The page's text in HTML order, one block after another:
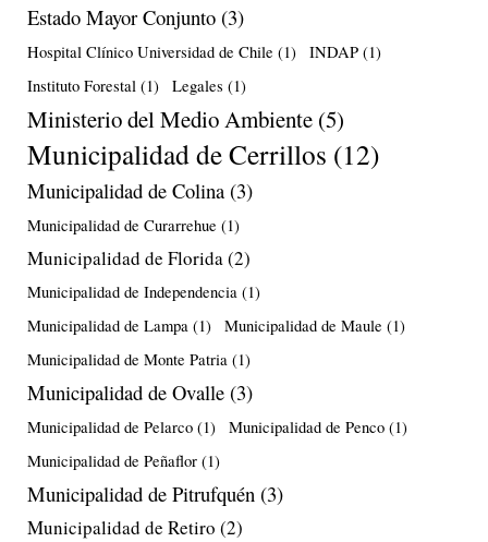
Estado Mayor Conjunto (3)
Hospital Clínico Universidad de Chile (1) INDAP (1)
Instituto Forestal (1) Legales (1)
Ministerio del Medio Ambiente (5)
Municipalidad de Cerrillos (12)
Municipalidad de Colina (3)
Municipalidad de Curarrehue (1)
Municipalidad de Florida(2)
Municipalidad de Independencia (1)
Municipalidad de Lampa (1) Municipalidad de Maule (1)
Municipalidad de Monte Patria (1)
Municipalidad de Ovalle (3)
Municipalidad de Pelarco (1) Municipalidad de Penco (1)
Municipalidad de Peñaflor (1)
Municipalidad de Pitrufquén (3)
Municipalidad de Retiro (2)